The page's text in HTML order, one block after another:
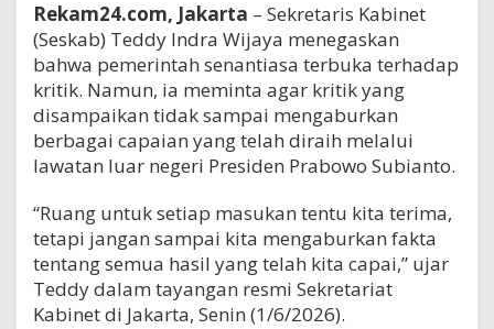
Rekam24.com, Jakarta – Sekretaris Kabinet
(Seskab) Teddy Indra Wijaya menegaskan
bahwa pemerintah senantiasa terbuka terhadap
kritik. Namun, ia meminta agar kritik yang
disampaikan tidak sampai mengaburkan
berbagai capaian yang telah diraih melalui
lawatan luar negeri Presiden Prabowo Subianto.
“Ruang untuk setiap masukan tentu kita terima,
tetapi jangan sampai kita mengaburkan fakta
tentang semua hasil yang telah kita capai,” ujar
Teddy dalam tayangan resmi Sekretariat
Kabinet di Jakarta, Senin (1/6/2026).